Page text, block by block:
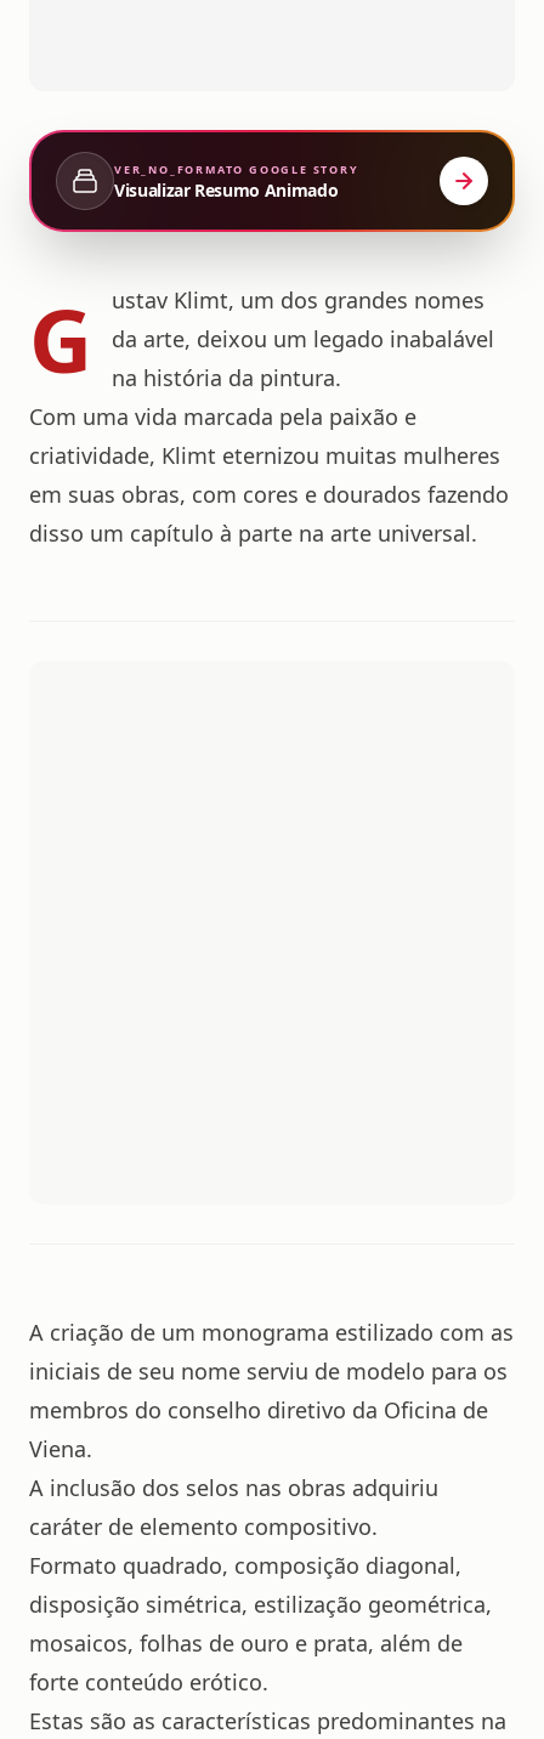
VER_NO_FORMATO GOOGLE STORY
Visualizar Resumo Animado
G
ustav Klimt, um dos grandes nomes
da arte, deixou um legado inabalável
na história da pintura.
Com uma vida marcada pela paixão e
criatividade, Klimt eternizou muitas mulheres
em suas obras, com cores e dourados fazendo
disso um capítulo à parte na arte universal.
A criação de um monograma estilizado com as
iniciais de seu nome serviu de modelo para os
membros do conselho diretivo da Oficina de
Viena.
A inclusão dos selos nas obras adquiriu
caráter de elemento compositivo.
Formato quadrado, composição diagonal,
disposição simétrica, estilização geométrica,
mosaicos, folhas de ouro e prata, além de
forte conteúdo erótico.
Estas são as características predominantes na